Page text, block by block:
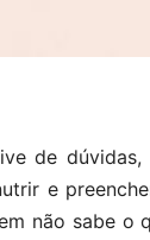
de dúvidas,
e
não sabe o